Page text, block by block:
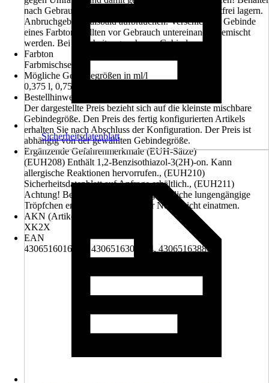
nach Gebrauch gut verschließen und kühl, aber frostfrei lagern.
Anbruchgebinde alsbald aufbrauchen. Verschiedene Gebinde
eines Farbtons sollten vor Gebrauch untereinander gemischt
werden. Bei Verarbeitung mehrerer Gebinde
Farbton
Farbmischservice
Mögliche Gebindegrößen in ml/l
0,375 l, 0,75 l, 2,5 l
Bestellhinweis
Der dargestellte Preis bezieht sich auf die kleinste mischbare
Gebindegröße. Den Preis des fertig konfigurierten Artikels
erhalten Sie nach Abschluss der Konfiguration. Der Preis ist
abhängig von der gewählten Gebindegröße.
Ergänzende Gefahrenmerkmale (EUH-Sätze)
(EUH208) Enthält 1,2-Benzisothiazol-3(2H)-on. Kann
allergische Reaktionen hervorrufen., (EUH210)
Sicherheitsdatenblatt auf Anfrage erhältlich., (EUH211)
Achtung! Beim Sprühen können gefährliche lungengängige
Tröpfchen entstehen. Aerosol oder Nebel nicht einatmen.
AKN (Artikelkurznummer)
XK2X
EAN
4306516016983, 4306516304424, 4306516388639
Sicherheitsdatenblatt